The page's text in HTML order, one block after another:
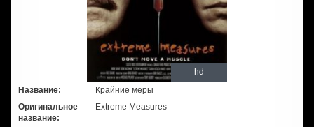
hd
Название:
Крайние меры
Оригинальное
название:
Extreme Measures